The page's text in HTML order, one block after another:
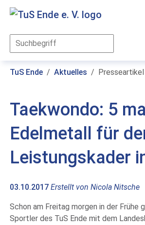
Skip to main content
TuS Ende Aktuelles Presseartikel
Taekwondo: 5 mal
Edelmetall für
Leistungskader
03.10.2017 Erstellt von Nicola Nitsche
Schon am Freitag morgen in der Frühe
Sportler des TuS Ende mit dem